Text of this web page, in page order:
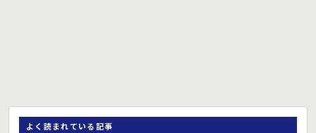
よく読まれている記事